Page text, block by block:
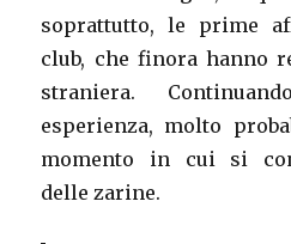
soprattutto, le prime
club, che finora hanno
straniera.
esperienza, molto
momento in cui si
delle zarine.